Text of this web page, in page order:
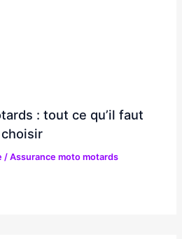
: tout ce qu’il faut
/Assurance moto motards